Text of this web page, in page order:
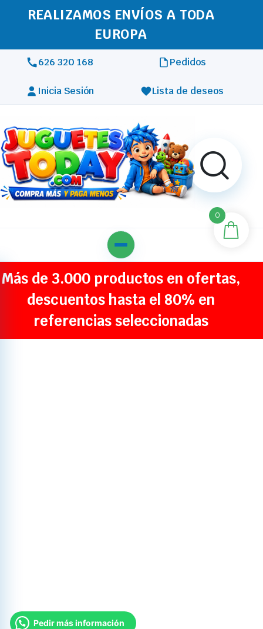
REALIZAMOS ENVÍOS A TODA
EUROPA
626 320 168 Pedidos
Inicia Sesión Lista de deseos
Más de 3.000 productos en ofertas,
descuentos hasta el 80% en
referencias seleccionadas
Pedir más información
0